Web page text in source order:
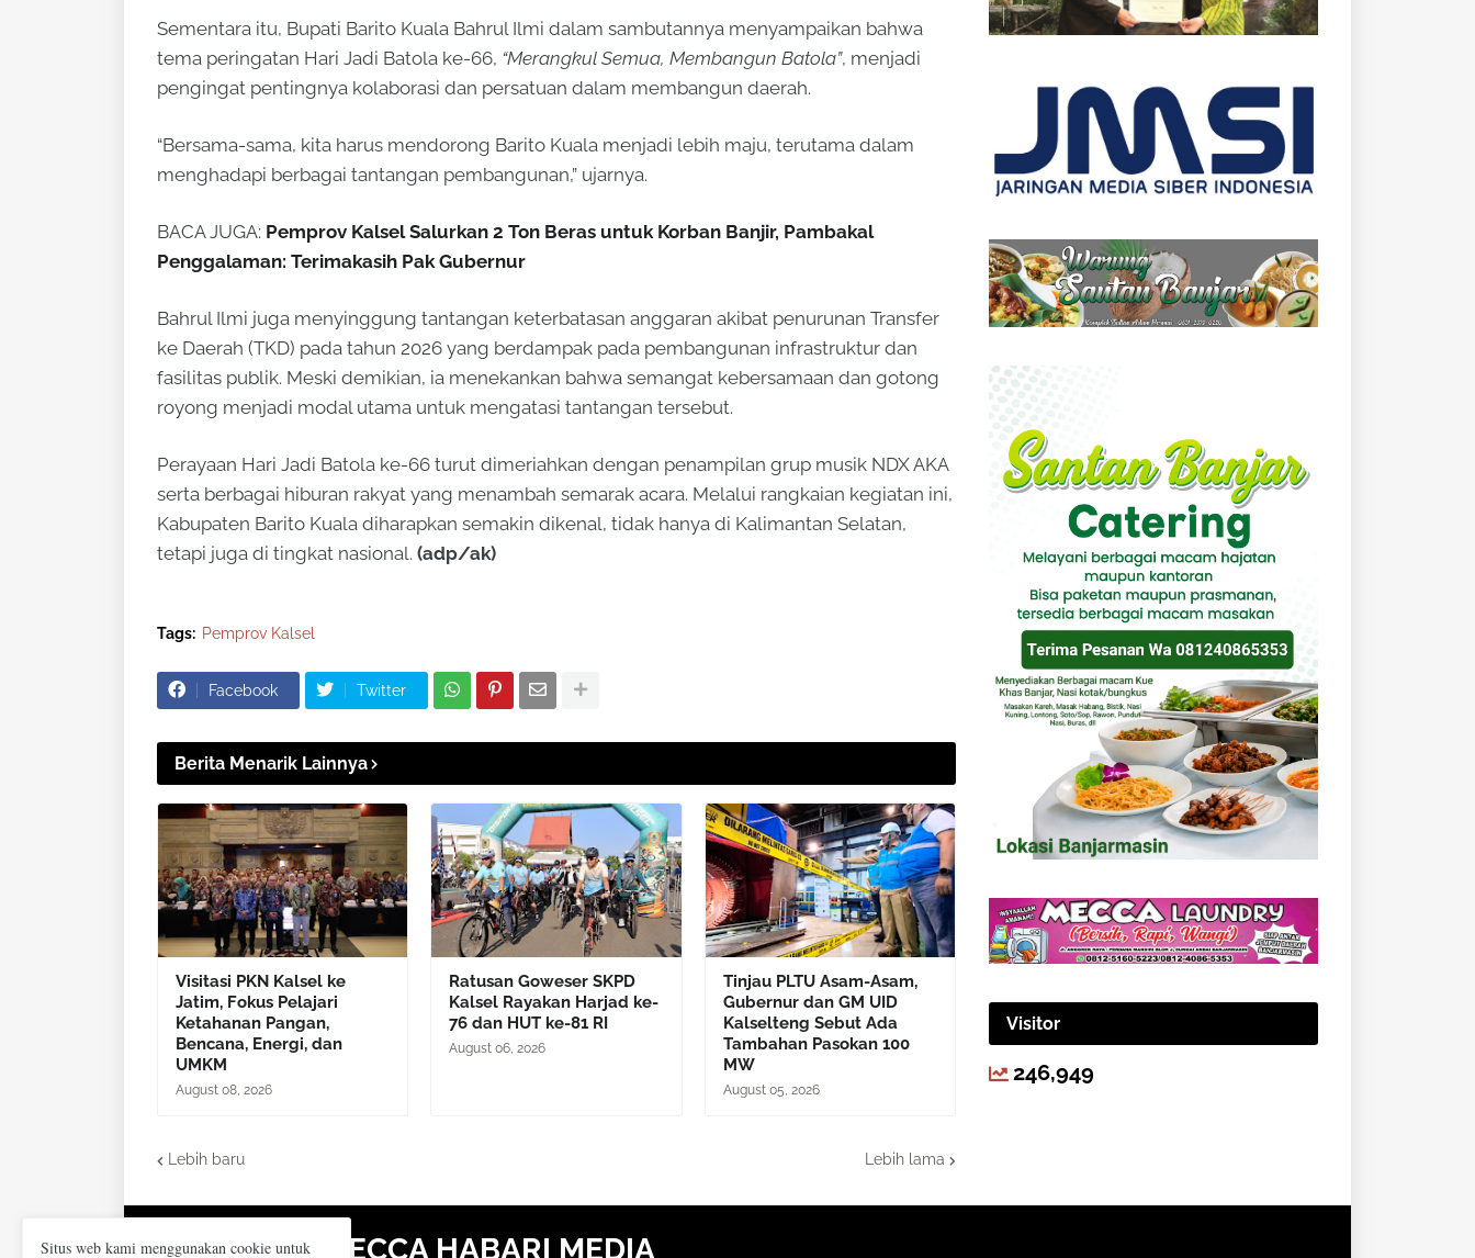
Sementara itu, Bupati Barito Kuala Bahrul Ilmi dalam sambutannya menyampaikan bahwa
tema peringatan Hari Jadi Batola ke-66, “Merangkul Semua, Membangun Batola”, menjadi
pengingat pentingnya kolaborasi dan persatuan dalam membangun daerah.
“Bersama-sama, kita harus mendorong Barito Kuala menjadi lebih maju, terutama dalam
menghadapi berbagai tantangan pembangunan,” ujarnya.
BACA JUGA: Pemprov Kalsel Salurkan 2 Ton Beras untuk Korban Banjir, Pambakal
Penggalaman: Terimakasih Pak Gubernur
Bahrul Ilmi juga menyinggung tantangan keterbatasan anggaran akibat penurunan Transfer
ke Daerah (TKD) pada tahun 2026 yang berdampak pada pembangunan infrastruktur dan
fasilitas publik. Meski demikian, ia menekankan bahwa semangat kebersamaan dan gotong
royong menjadi modal utama untuk mengatasi tantangan tersebut.
Perayaan Hari Jadi Batola ke-66 turut dimeriahkan dengan penampilan grup musik NDX AKA
serta berbagai hiburan rakyat yang menambah semarak acara. Melalui rangkaian kegiatan ini,
Kabupaten Barito Kuala diharapkan semakin dikenal, tidak hanya di Kalimantan Selatan,
tetapi juga di tingkat nasional. (adp/ak)
Tags: Pemprov Kalsel
Facebook Twitter
Berita Menarik Lainnya
Visitasi PKN Kalsel ke
Jatim, Fokus Pelajari
Ketahanan Pangan,
Bencana, Energi, dan
UMKM
August 08, 2026
Ratusan Goweser SKPD
Kalsel Rayakan Harjad ke-
76 dan HUT ke-81 RI
August 06, 2026
Tinjau PLTU Asam-Asam,
Gubernur dan GM UID
Kalselteng Sebut Ada
Tambahan Pasokan 100
MW
August 05, 2026
Lebih baru Lebih lama
Visitor
246,949
PT MECCA HABARI MEDIA
Situs web kami menggunakan cookie untuk